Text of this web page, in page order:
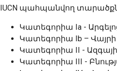
IUCN պահպանվող
Կատեգորիա Ia -
Կատեգորիա Ib – Վայրի
Կատեգորիա II -
Կատեգորիա III -